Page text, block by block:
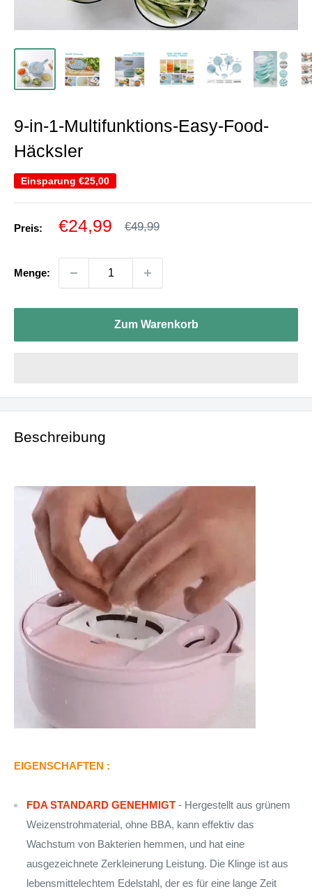
9-in-1-Multifunktions-Easy-Food-
Häcksler
Einsparung €25,00
Preis: Sonderpreis
€24,99 Normalpreis
€49,99
Menge:
Zum Warenkorb
Beschreibung
EIGENSCHAFTEN :
FDA STANDARD GENEHMIGT - Hergestellt aus grünem
Weizenstrohmaterial, ohne BBA, kann effektiv das
Wachstum von Bakterien hemmen, und hat eine
ausgezeichnete Zerkleinerung Leistung. Die Klinge ist aus
lebensmittelechtem Edelstahl, der es für eine lange Zeit